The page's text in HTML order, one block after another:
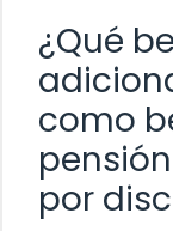
¿Qué
como
por